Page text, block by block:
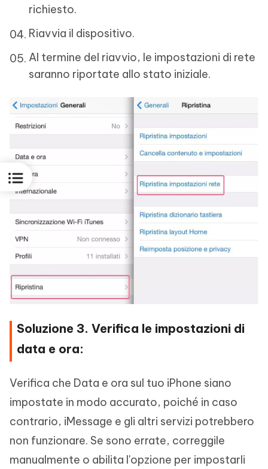
richiesto.
Riavvia il dispositivo.
Al termine del riavvio, le impostazioni di rete
saranno riportate allo stato iniziale.
Soluzione 3. Verifica le impostazioni di
data e ora:
Verifica che Data e ora sul tuo iPhone siano
impostate in modo accurato, poiché in caso
contrario, iMessage e gli altri servizi potrebbero
non funzionare. Se sono errate, correggile
manualmente o abilita l'opzione per impostarli